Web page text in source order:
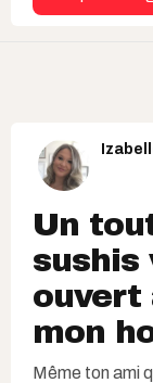
Un
sushis
ouvert
mon
Même ton ami